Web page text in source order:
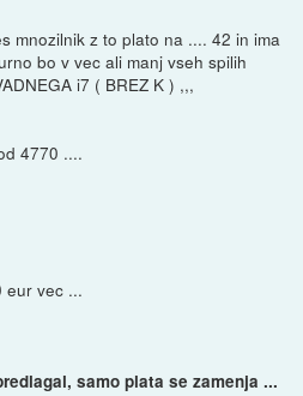
mnozilnik z to plato na .... 42 in ima
bo v vec ali manj vseh spilih
i7 ( BREZ K ) ,,,
4770 ....
eur vec ...
samo plata se zamenja ...